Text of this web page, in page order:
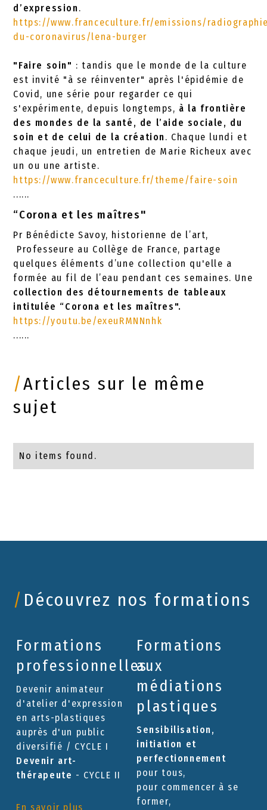
d’expression .
https://www.franceculture.fr/emissions/
du-coronavirus/lena-burger
"Faire soin" : tandis que le monde de la culture
est invité "à se réinventer" après l'épidémie de
Covid, une série pour regarder ce qui
s'expérimente, depuis longtemps, à la frontière
des mondes de la santé, de l’aide sociale, du
soin et de celui de la création . Chaque lundi et
chaque jeudi, un entretien de Marie Richeux avec
un ou une artiste.
https://www.franceculture.fr/theme/faire-soin
......
“Corona et les maîtres"
Pr Bénédicte Savoy, historienne de l’art,
Professeure au Collège de France, partage
quelques éléments d’une collection qu'elle a
formée au fil de l’eau pendant ces semaines. Une
collection des détournements de tableaux
intitulée “Corona et les maîtres".
https://youtu.be/exeuRMNNnhk
......
/Articles sur le même
sujet
No items found.
/ Découvrez nos formations
Formations
professionnelles
Devenir animateur
d'atelier d'expression
en arts-plastiques
auprès d'un public
diversifié / CYCLE I
Devenir art-
thérapeute - CYCLE II
En savoir plus
Formations
aux
médiations
plastiques
Sensibilisation,
initiation et
perfectionnement
pour tous,
pour commencer à se
former,